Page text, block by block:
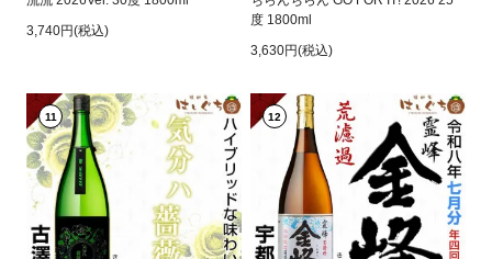
3,740円(税込)
度 1800ml
3,630円(税込)
11 12